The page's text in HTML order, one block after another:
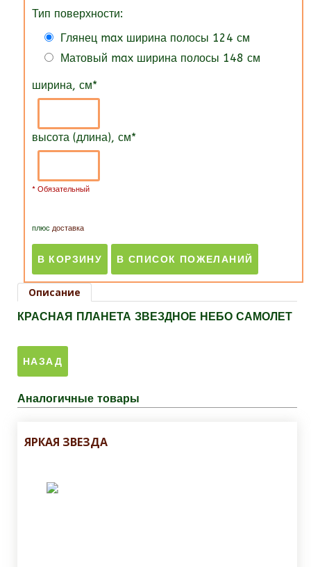
Тип поверхности:
Глянец max ширина полосы 124 см
Матовый max ширина полосы 148 см
ширина, см*
высота (длина), см*
* Обязательный
плюс доставка
Описание
КРАСНАЯ ПЛАНЕТА ЗВЕЗДНОЕ НЕБО САМОЛЕТ
Аналогичные товары
ЯРКАЯ ЗВЕЗДА